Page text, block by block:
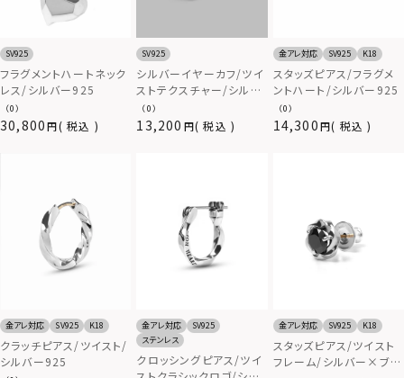
SV925
フラグメントハートネック
レス/シルバー925
30,800 税込
（0）
SV925
シルバーイヤーカフ/ツイ
ストテクスチャー/シルバ
ー925
13,200 税込
（0）
金アレ対応 SV925 K18
スタッズピアス/フラグメ
ントハート/シルバー925
14,300 税込
（0）
金アレ対応 SV925 K18
クラッチピアス/ツイスト/
シルバー925
金アレ対応
SV925
ステンレス
クロッシングピアス/ツイ
金アレ対応 SV925 K18
スタッズピアス/ツイスト
フレーム/シルバー×ブラ